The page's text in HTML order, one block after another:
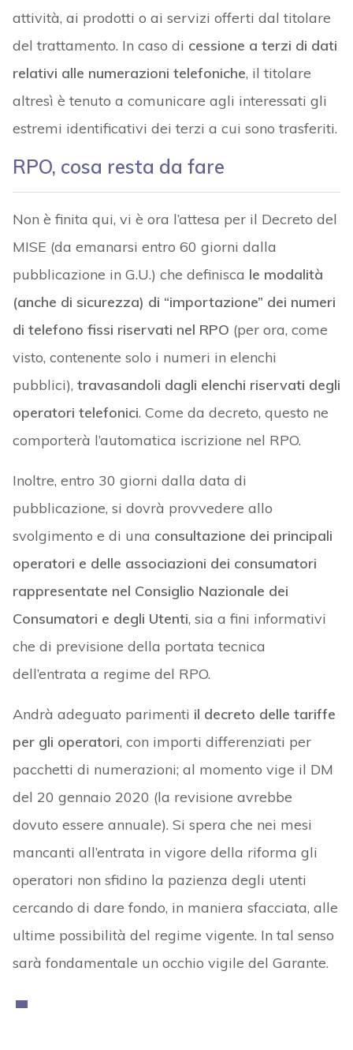
attività, ai prodotti o ai servizi offerti dal titolare
del trattamento. In caso di cessione a terzi di dati
relativi alle numerazioni telefoniche, il titolare
altresì è tenuto a comunicare agli interessati gli
estremi identificativi dei terzi a cui sono trasferiti.
RPO, cosa resta da fare
Non è finita qui, vi è ora l’attesa per il Decreto del
MISE (da emanarsi entro 60 giorni dalla
pubblicazione in G.U.) che definisca le modalità
(anche di sicurezza) di “importazione” dei numeri
di telefono fissi riservati nel RPO (per ora, come
visto, contenente solo i numeri in elenchi
pubblici), travasandoli dagli elenchi riservati degli
operatori telefonici. Come da decreto, questo ne
comporterà l’automatica iscrizione nel RPO.
Inoltre, entro 30 giorni dalla data di
pubblicazione, si dovrà provvedere allo
svolgimento e di una consultazione dei principali
operatori e delle associazioni dei consumatori
rappresentate nel Consiglio Nazionale dei
Consumatori e degli Utenti, sia a fini informativi
che di previsione della portata tecnica
dell’entrata a regime del RPO.
Andrà adeguato parimenti il decreto delle tariffe
per gli operatori, con importi differenziati per
pacchetti di numerazioni; al momento vige il DM
del 20 gennaio 2020 (la revisione avrebbe
dovuto essere annuale). Si spera che nei mesi
mancanti all’entrata in vigore della riforma gli
operatori non sfidino la pazienza degli utenti
cercando di dare fondo, in maniera sfacciata, alle
ultime possibilità del regime vigente. In tal senso
sarà fondamentale un occhio vigile del Garante.